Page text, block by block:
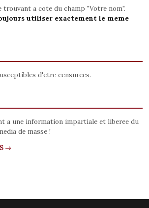
trouvant a cote du champ "Votre nom".
utiliser exactement le meme
d'etre censurees.
a une information impartiale et liberee du
de masse !
→